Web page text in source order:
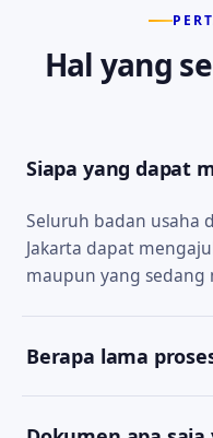
Hal yang
Siapa yang dapat
Seluruh badan usaha
Jakarta dapat
maupun yang
Berapa lama